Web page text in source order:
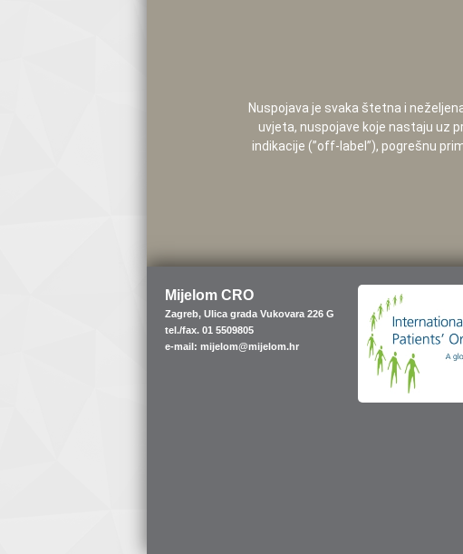
Nuspojava je svaka štetna i
uvjeta, nuspojave koje nastaju uz
indikacije (”off-label”), pogrešnu
Mijelom CRO
Zagreb, Ulica grada Vukovara 226 G
tel./fax. 01 5509805
e-mail: mijelom@mijelom.hr